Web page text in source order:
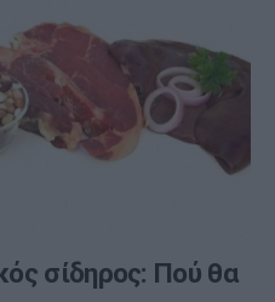
σίδηρος: Πού θα